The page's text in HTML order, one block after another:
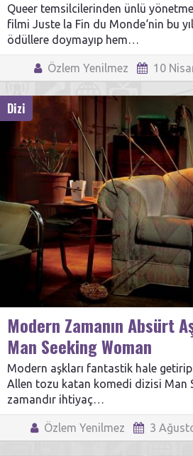
Queer temsilcilerinden ünlü
filmi Juste la Fin du Monde‘nin bu
ödüllere doymayıp hem…
Özlem Yenilmez 10
Dizi
Modern Zamanın Absürt
Man Seeking Woman
Modern aşkları fantastik hale
Allen tozu katan komedi dizisi Man
zamandır ihtiyaç…
Özlem Yenilmez 3